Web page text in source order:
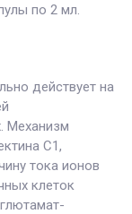
по 2 мл.
действует на
Механизм
С1,
тока ионов
клеток